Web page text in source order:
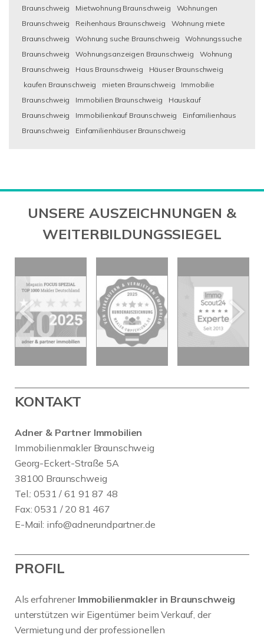
Braunschweig
Mietwohnung Braunschweig
Wohnungen
Braunschweig
Reihenhaus Braunschweig
Wohnung miete
Braunschweig
Wohnung suche Braunschweig
Wohnungssuche
Braunschweig
Wohnungsanzeigen Braunschweig
Wohnung
Braunschweig
Haus Braunschweig
Häuser Braunschweig
kaufen Braunschweig
mieten Braunschweig
Immobilie
Braunschweig
Immobilien Braunschweig
Hauskauf
Braunschweig
Immobilienkauf Braunschweig
Einfamilienhaus
Braunschweig
Einfamilienhäuser Braunschweig
UNSERE AUSZEICHNUNGEN &
WEITERBILDUNGSSIEGEL
KONTAKT
Adner & Partner Immobilien
Immobilienmakler Braunschweig
Georg-Eckert-Straße 5A
38100 Braunschweig
Tel.: 0531 / 61 91 87 48
Fax: 0531 / 20 81 467
E-Mail: info@adnerundpartner.de
PROFIL
Als erfahrener Immobilienmakler in Braunschweig
unterstützen wir Eigentümer beim Verkauf, der
Vermietung und der professionellen